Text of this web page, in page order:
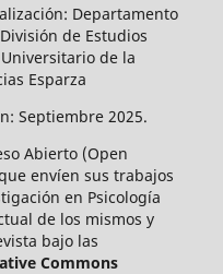
Departamento
de Estudios
de la
Esparza
Septiembre 2025.
Abierto (Open
envíen sus trabajos
en Psicología
de los mismos y
bajo las
Commons